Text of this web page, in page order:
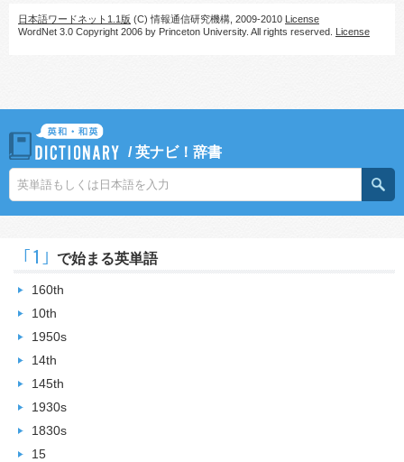
日本語ワードネット1.1版 (C) 情報通信研究機構, 2009-2010 License
WordNet 3.0 Copyright 2006 by Princeton University. All rights reserved. License
/英ナビ！辞書
｢1｣ で始まる英単語
160th
10th
1950s
14th
145th
1930s
1830s
15